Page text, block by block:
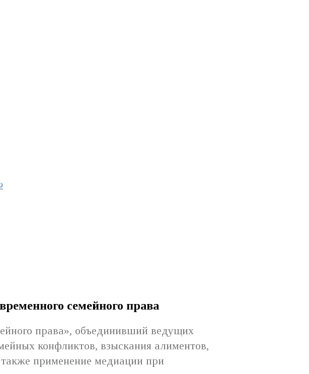
семейного права
права», объединивший ведущих
конфликтов, взыскания алиментов,
применение медиации при